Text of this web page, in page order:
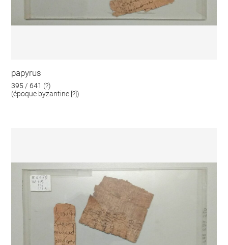
papyrus
395 / 641 (?)
(époque byzantine [?])